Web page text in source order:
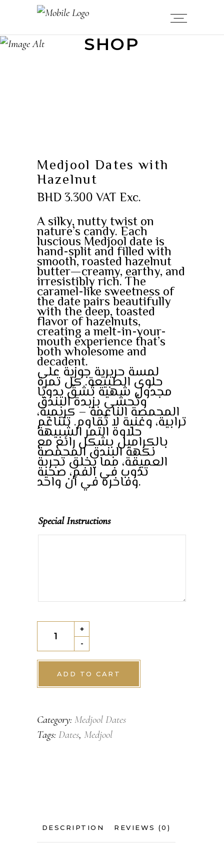
SHOP
Medjool Dates with
Hazelnut
BHD3.300VAT Exc.
A silky, nutty twist on
nature’s candy. Each
luscious Medjool date is
hand-split and filled with
smooth, roasted hazelnut
butter—creamy, earthy, and
irresistibly rich. The
caramel-like sweetness of
the date pairs beautifully
with the deep, toasted
flavor of hazelnuts,
creating a melt-in-your-
mouth experience that’s
both wholesome and
decadent.
لمسة حريرية جوزية على
حلوى الطبيعة. كل تمرة
مجدول شهية تُشقّ يدويًا
وتُحشى بزبدة البندق
المحمصة الناعمة – كريمية،
ترابية، وغنية لا تُقاوم. تتناغم
حلاوة التمر الشبيهة
بالكراميل بشكل رائع مع
نكهة البندق المحمصة
العميقة، مما يخلق تجربة
تذوب في الفم، صحية
وفاخرة في آن واحد.
Special Instructions
with
Hazelnut
quantity
-
+
ADD TO CART
Category: Medjool Dates
Tags: Dates, Medjool
DESCRIPTION REVIEWS (0)